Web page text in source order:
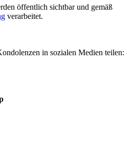
öffentlich sichtbar und gemäß
verarbeitet.
in sozialen Medien teilen: